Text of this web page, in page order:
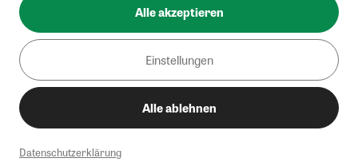
Alle akzeptieren
Einstellungen
Alle ablehnen
Datenschutzerklärung